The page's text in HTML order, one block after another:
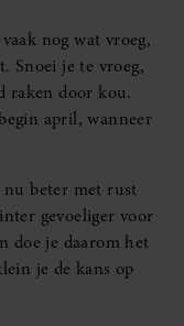
nog wat vroeg,
Snoei je te vroeg,
raken door kou.
april, wanneer
beter met rust
gevoeliger voor
doe je daarom het
je de kans op